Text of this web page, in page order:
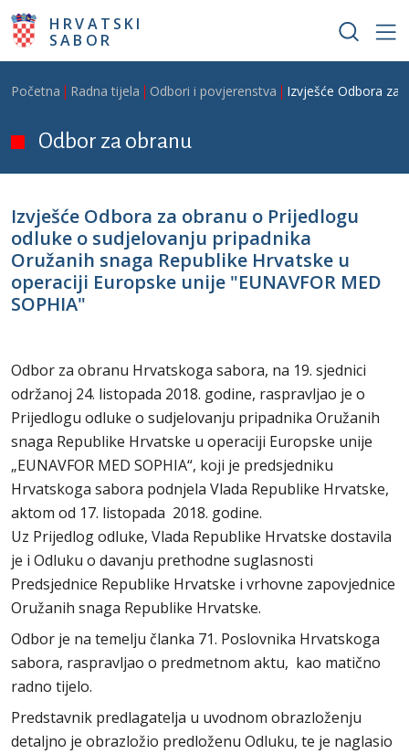
Skoči na glavni sadržaj
HRVATSKI
SABOR
Breadcrumb
Početna Radna tijela Odbori i povjerenstva Izvješće Odbora za
Odbor za obranu
Izvješće Odbora za obranu o Prijedlogu
odluke o sudjelovanju pripadnika
Oružanih snaga Republike Hrvatske u
operaciji Europske unije "EUNAVFOR MED
SOPHIA"
Odbor za obranu Hrvatskoga sabora, na 19. sjednici
održanoj 24. listopada 2018. godine, raspravljao je o
Prijedlogu odluke o sudjelovanju pripadnika Oružanih
snaga Republike Hrvatske u operaciji Europske unije
„EUNAVFOR MED SOPHIA“, koji je predsjedniku
Hrvatskoga sabora podnjela Vlada Republike Hrvatske,
aktom od 17. listopada 2018. godine.
Uz Prijedlog odluke, Vlada Republike Hrvatske dostavila
je i Odluku o davanju prethodne suglasnosti
Predsjednice Republike Hrvatske i vrhovne zapovjednice
Oružanih snaga Republike Hrvatske.
Odbor je na temelju članka 71. Poslovnika Hrvatskoga
sabora, raspravljao o predmetnom aktu, kao matično
radno tijelo.
Predstavnik predlagatelja u uvodnom obrazloženju
detaljno je obrazložio predloženu Odluku, te je naglasio